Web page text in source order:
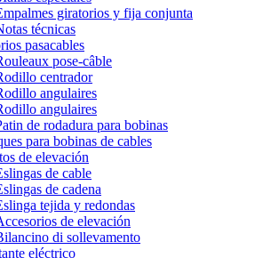
giratorios y fija conjunta
técnicas
pasacables
pose-câble
centrador
angulaires
angulaires
de rodadura para bobinas
para bobinas de cables
de elevación
de cable
de cadena
tejida y redondas
de elevación
di sollevamento
eléctrico